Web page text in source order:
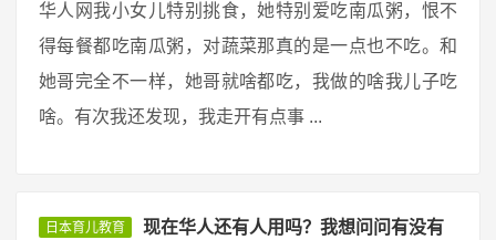
华人网我小女儿特别挑食，她特别爱吃南瓜粥，恨不
得每餐都吃南瓜粥，对蔬菜那真的是一点也不吃。和
她哥完全不一样，她哥就啥都吃，我做的啥我儿子吃
啥。有次我还发现，我走开有点事 ...
日本育儿教育
现在华人还有人用吗？我想问问有没有